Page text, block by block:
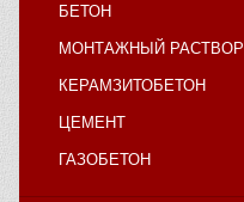
БЕТОН
МОНТАЖНЫЙ РАСТВОР
КЕРАМЗИТОБЕТОН
ЦЕМЕНТ
ГАЗОБЕТОН